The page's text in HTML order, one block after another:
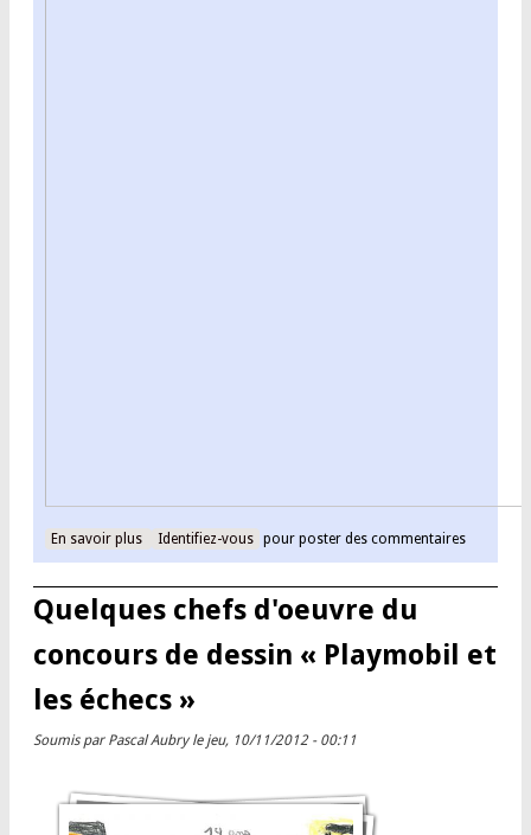
En savoir plus à propos de Le rapide de Domloup 2012
Identifiez-vous pour poster des commentaires
Quelques chefs d'oeuvre du
concours de dessin « Playmobil et
les échecs »
Soumis par Pascal Aubryle jeu, 10/11/2012 - 00:11